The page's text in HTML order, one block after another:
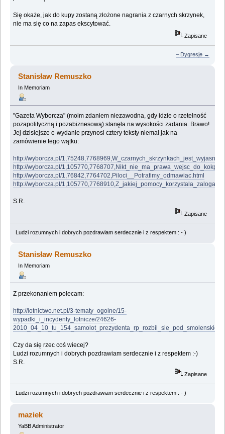
Się okaże, jak do kupy zostaną złożone nagrania z czarnych skrzynek,
nie ma się co na zapas ekscytować.
Zapisane
– Dygresje →
Stanisław Remuszko
In Memoriam
"Gazeta Wyborcza" (moim zdaniem niezawodna, gdy idzie o rzetelność
pozapolityczną i pozabiznesową) stanęła na wysokości zadania. Brawo!
Jej dzisiejsze e-wydanie przynosi cztery teksty niemal jak na
zamówienie tego wątku:
http://wyborcza.pl/
http://wyborcza.pl/
http://wyborcza.pl/1,76842,7764702,Piloci__Potrafimy_odmawiac.html
http://wyborcza.pl/
S.R.
Zapisane
Ludzi rozumnych i dobrych pozdrawiam serdecznie i z respektem : - )
Stanisław Remuszko
In Memoriam
Z przekonaniem polecam:
http://lotnictwo.net.pl/3-tematy_ogolne/15-
wypadki_i_incydenty_lotnicze/24626-
Czy da się rzec coś wiecej?
Ludzi rozumnych i dobrych pozdrawiam serdecznie i z respektem :-)
S.R.
Zapisane
Ludzi rozumnych i dobrych pozdrawiam serdecznie i z respektem : - )
maziek
YaBB Administrator